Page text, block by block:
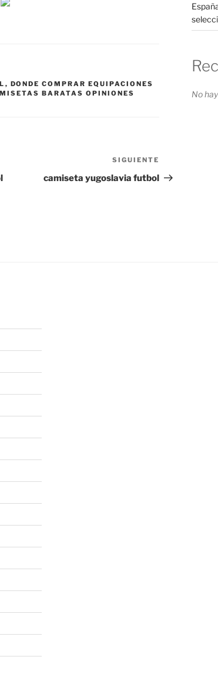
, DONDE COMPRAR EQUIPACIONES
BARATAS OPINIONES
entrada
SIGUIENTE
camiseta yugoslavia futbol
No